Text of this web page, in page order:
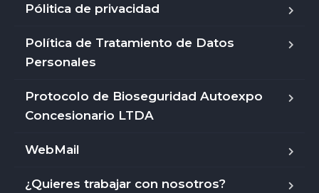
Pólitica de privacidad
Política de Tratamiento de Datos
Personales
Protocolo de Bioseguridad Autoexpo
Concesionario LTDA
WebMail
¿Quieres trabajar con nosotros?